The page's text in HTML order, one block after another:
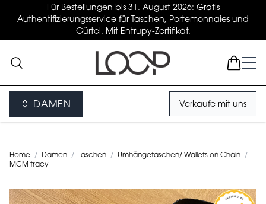
Für Bestellungen bis 31. August 2026: Gratis
Authentifizierungsservice für Taschen, Portemonnaies und
Gürtel. Mit Entrupy-Zertifikat.
DAMEN Verkaufe mit uns
Home / Damen / Taschen / Umhängetaschen/ Wallets on Chain
/
MCM tracy